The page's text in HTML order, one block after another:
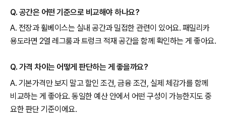
Q. 공간은 어떤 기준으로 비교해야 하나요?
A. 전장과 휠베이스는 실내 공간과 밀접한 관련이 있어요. 패밀리카
용도라면 2열 레그룸과 트렁크 적재 공간을 함께 확인하는 게 좋아요.
Q. 가격 차이는 어떻게 판단하는 게 좋을까요?
A. 기본가격만 보지 말고 할인 조건, 금융 조건, 실제 체감가를 함께
비교하는 게 좋아요. 동일한 예산 안에서 어떤 구성이 가능한지도 중
요한 판단 기준이에요.